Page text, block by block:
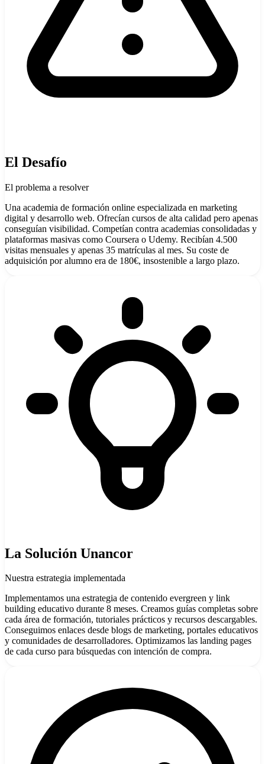
El Desafío
El problema a resolver
Una academia de formación online especializada en marketing
digital y desarrollo web. Ofrecían cursos de alta calidad pero apenas
conseguían visibilidad. Competían contra academias consolidadas y
plataformas masivas como Coursera o Udemy. Recibían 4.500
visitas mensuales y apenas 35 matrículas al mes. Su coste de
adquisición por alumno era de 180€, insostenible a largo plazo.
La Solución Unancor
Nuestra estrategia implementada
Implementamos una estrategia de contenido evergreen y link
building educativo durante 8 meses. Creamos guías completas sobre
cada área de formación, tutoriales prácticos y recursos descargables.
Conseguimos enlaces desde blogs de marketing, portales educativos
y comunidades de desarrolladores. Optimizamos las landing pages
de cada curso para búsquedas con intención de compra.